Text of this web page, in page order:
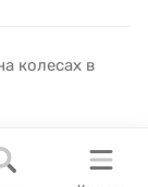
колесах в